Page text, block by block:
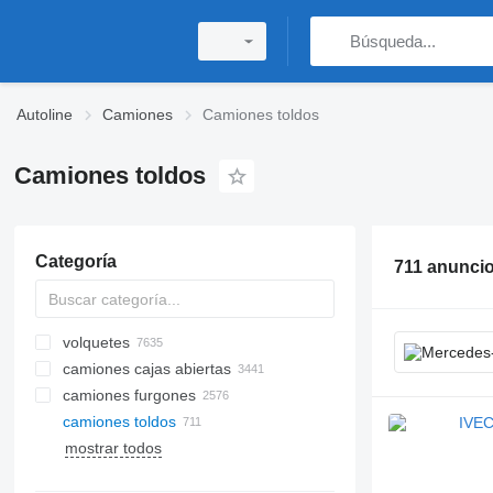
Autoline Camiones Camiones toldos
Camiones toldos
Categoría
volquetes
camiones cajas abiertas
camiones furgones
camiones toldos
mostrar todos
711